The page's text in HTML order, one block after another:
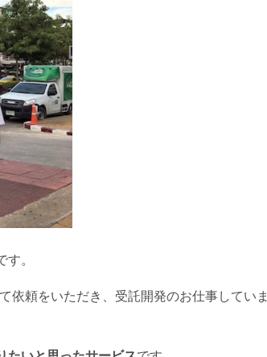
。
依頼をいただき、受託開発のお仕事していま